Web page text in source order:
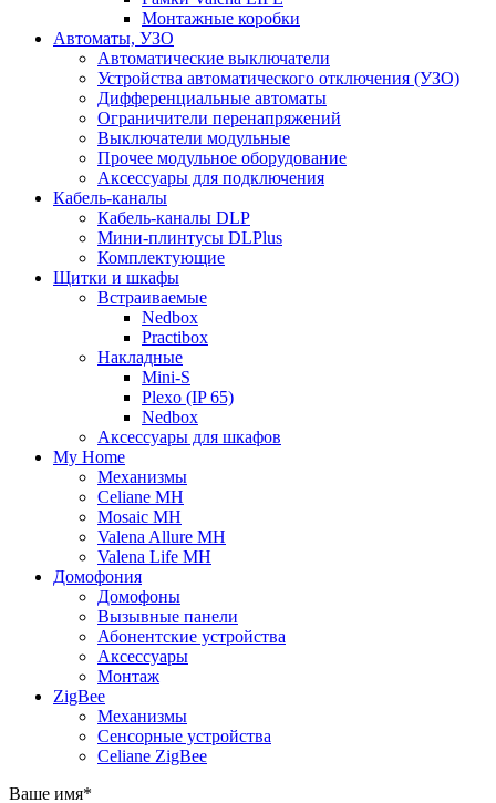
Монтажные коробки
Автоматы, УЗО
Автоматические выключатели
Устройства автоматического отключения (УЗО)
Дифференциальные автоматы
Ограничители перенапряжений
Выключатели модульные
Прочее модульное оборудование
Аксессуары для подключения
Кабель-каналы
Кабель-каналы DLP
Мини-плинтусы DLPlus
Комплектующие
Щитки и шкафы
Встраиваемые
Nedbox
Practibox
Накладные
Mini-S
Plexo (IP 65)
Nedbox
Аксессуары для шкафов
My Home
Механизмы
Celiane MH
Mosaic MH
Valena Allure MH
Valena Life MH
Домофония
Домофоны
Вызывные панели
Абонентские устройства
Аксессуары
Монтаж
ZigBee
Механизмы
Сенсорные устройства
Celiane ZigBee
Ваше имя*